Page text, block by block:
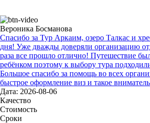
Вероника Босманова
Спасибо за Тур Аркаим, озеро Талкас и
дня! Уже дважды доверяли организацию
раза все прошло отлично! Путешествие
ребёнком поэтому к выбору тура
Большое спасибо за помощь во всех
быстрое оформление виз и такое
Дата: 2026-08-06
Качество
Стоимость
Сроки